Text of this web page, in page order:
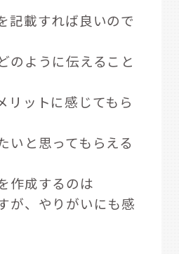
記載すれば良いので
のように伝えること
リットに感じてもら
いと思ってもらえる
作成するのは
が、やりがいにも感